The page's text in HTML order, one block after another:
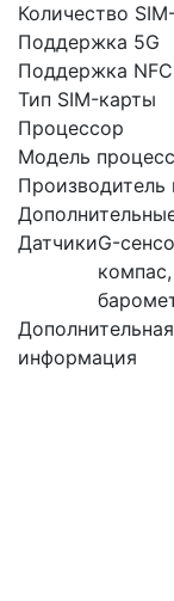
Количество
Поддержка 5G
Поддержка NFC
Тип SIM-карты
Процессор
Модель
Производитель
ДатчикиG-
Дополнительная
информация